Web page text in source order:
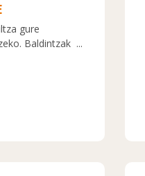
gure
Baldintzak ...